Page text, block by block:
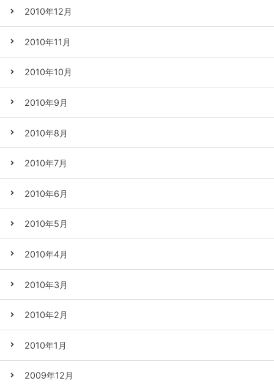
2010年12月
2010年11月
2010年10月
2010年9月
2010年8月
2010年7月
2010年6月
2010年5月
2010年4月
2010年3月
2010年2月
2010年1月
2009年12月